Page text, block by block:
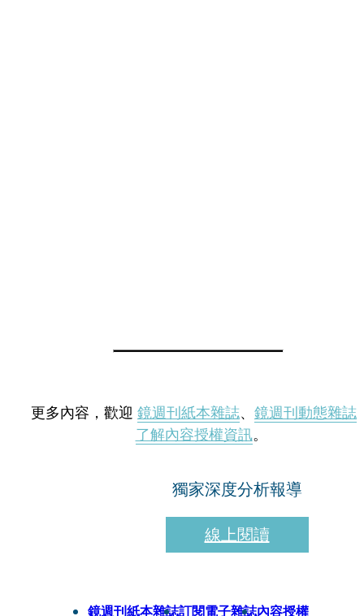
更多內容，歡迎 鏡週刊紙本雜誌、 鏡週刊動態雜誌
了解內容授權資訊。
獨家深度分析報導
線上閱讀
鏡週刊紙本雜誌訂閱電子雜誌內容授權